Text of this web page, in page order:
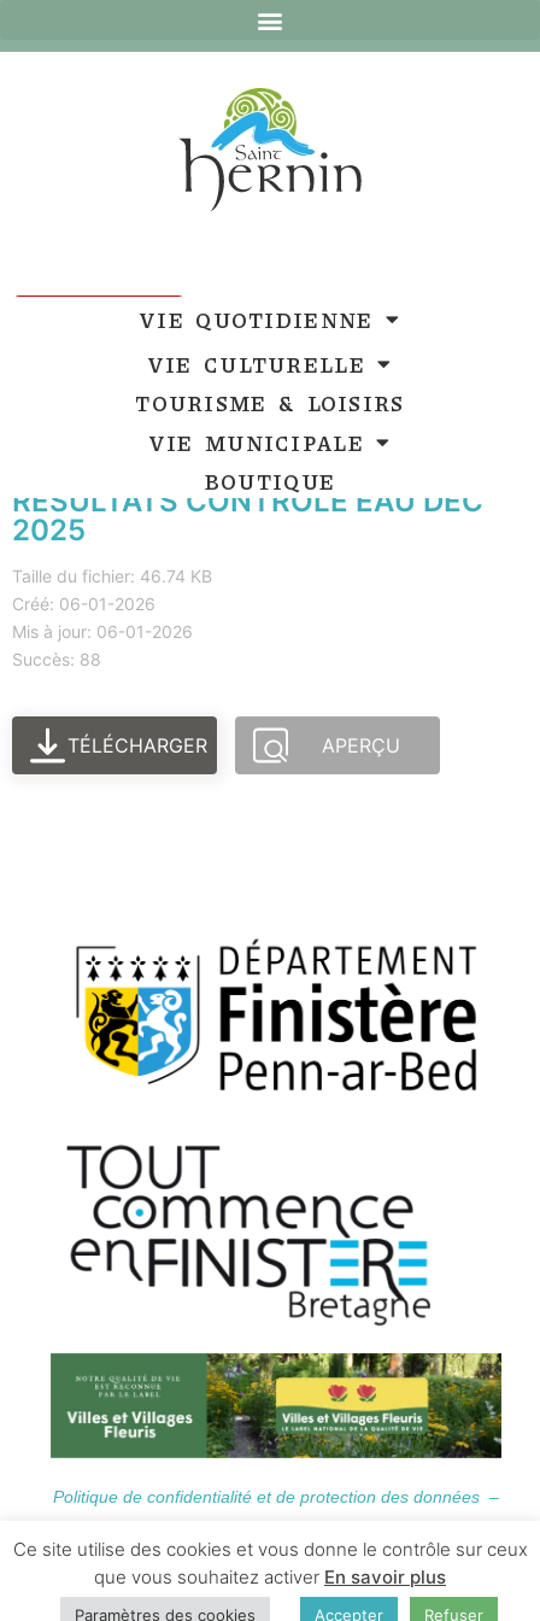
VIE QUOTIDIENNE
VIE CULTURELLE
TOURISME & LOISIRS
VIE MUNICIPALE
BOUTIQUE
RESULTATS CONTROLE EAU DEC
2025
Taille du fichier: 46.74 KB
Créé: 06-01-2026
Mis à jour: 06-01-2026
Succès: 88
TÉLÉCHARGER APERÇU
Politique de confidentialité et de protection des données –
Informations Légales
Ce site utilise des cookies et vous donne le contrôle sur ceux
que vous souhaitez activer En savoir plus
Paramètres des cookies Accepter Refuser